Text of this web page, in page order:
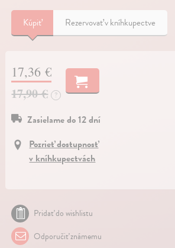
Kúpiť Rezervovať v kníhkupectve
17,36 €
17,90 €
?
Zasielame do 12 dní
Pozrieť dostupnosť
v kníhkupectvách
Pridať do wishlistu
Odporučiť známemu